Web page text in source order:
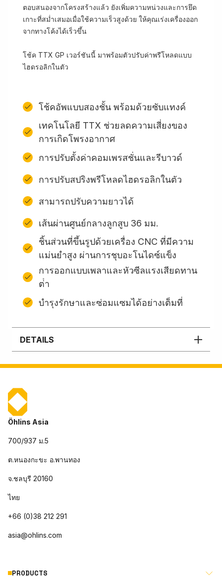
ตอบสนองจากโครงสร้างแล้ว ยังเพิ่มความหน่วงและการยึด
เกาะที่สม่ำเสมอเมื่อใช้ความเร็วสูงด้วย ให้คุณเร่งเครื่องออก
จากทางโค้งได้เร็วขึ้น
โช้ค TTX GP เวอร์ชันนี้ มาพร้อมตัวปรับค่าพรีโหลดแบบ
ไฮดรอลิกในตัว
โช้คอัพแบบสองชั้น พร้อมด้วยซับแทงค์
เทคโนโลยี TTX ช่วยลดความเสี่ยงของ
การเกิดโพรงอากาศ
การปรับตั้งค่าคอมเพรสชั่นและรีบาวด์
การปรับสปริงพรีโหลดไฮดรอลิกในตัว
สามารถปรับความยาวได้
เส้นผ่านศูนย์กลางลูกสูบ 36 มม.
ชิ้นส่วนที่ขึ้นรูปด้วยเครื่อง CNC ที่มีความ
แม่นยำสูง ผ่านการชุบอะโนไดซ์แข็ง
การออกแบบเพลาและหัวซีลแรงเสียดทาน
ต่ํา
บํารุงรักษาและซ่อมแซมได้อย่างเต็มที่
DETAILS
Öhlins Asia
700/937 ม.5
ต.หนองกะขะ อ.พานทอง
จ.ชลบุรี 20160
ไทย
+66 (0)38 212 291
asia@ohlins.com
PRODUCTS